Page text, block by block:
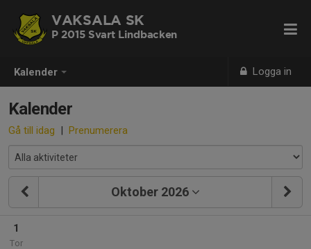
Kalender Logga in
VAKSALA SK
P 2015 Svart Lindbacken
Kalender
Gå till idag | Prenumerera
Oktober 2026
1
Tor